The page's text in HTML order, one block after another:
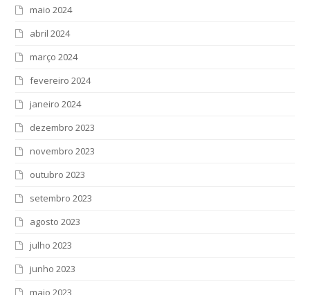
maio 2024
abril 2024
março 2024
fevereiro 2024
janeiro 2024
dezembro 2023
novembro 2023
outubro 2023
setembro 2023
agosto 2023
julho 2023
junho 2023
maio 2023